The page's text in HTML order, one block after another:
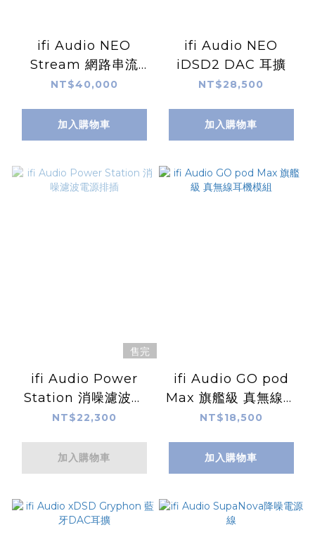
ifi Audio NEO
Stream 網路串流
DAC
NT$40,000
加入購物車
ifi Audio NEO
iDSD2 DAC 耳擴
NT$28,500
加入購物車
售完
ifi Audio Power
Station 消噪濾波電
源排插
NT$22,300
加入購物車
ifi Audio GO pod
Max 旗艦級 真無線耳
機模組
NT$18,500
加入購物車